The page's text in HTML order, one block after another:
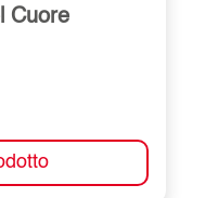
Cuore